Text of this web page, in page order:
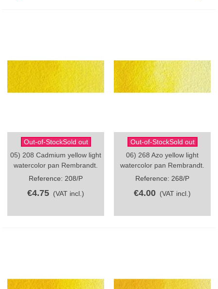
Out-of-StockSold out
05) 208 Cadmium yellow light
watercolor pan Rembrandt.
Reference: 208/P
€4.75 (VAT incl.)
Out-of-StockSold out
06) 268 Azo yellow light
watercolor pan Rembrandt.
Reference: 268/P
€4.00 (VAT incl.)